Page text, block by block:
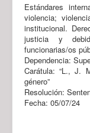
Estándares
violencia;
institucional.
justicia y
funcionarias/os
Dependencia:
Carátula: “L., J.
género”
Resolución:
Fecha: 05/07/24